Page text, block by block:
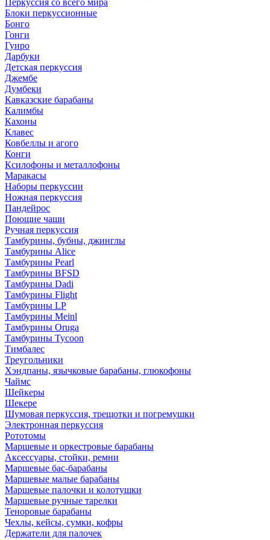
Перкуссия со всего мира
Блоки перкуссионные
Бонго
Гонги
Гуиро
Дарбуки
Детская перкуссия
Джембе
Думбеки
Кавказские барабаны
Калимбы
Кахоны
Клавес
Ковбеллы и агого
Конги
Ксилофоны и металлофоны
Маракасы
Наборы перкуссии
Ножная перкуссия
Пандейрос
Поющие чаши
Ручная перкуссия
Тамбурины, бубны, джинглы
Тамбурины Alice
Тамбурины Pearl
Тамбурины BFSD
Тамбурины Dadi
Тамбурины Flight
Тамбурины LP
Тамбурины Meinl
Тамбурины Oruga
Тамбурины Tycoon
Тимбалес
Треугольники
Хэндпаны, язычковые барабаны, глюкофоны
Чаймс
Шейкеры
Шекере
Шумовая перкуссия, трещотки и погремушки
Электронная перкуссия
Рототомы
Маршевые и оркестровые барабаны
Аксессуары, стойки, ремни
Маршевые бас-барабаны
Маршевые малые барабаны
Маршевые палочки и колотушки
Маршевые ручные тарелки
Теноровые барабаны
Чехлы, кейсы, сумки, кофры
Держатели для палочек